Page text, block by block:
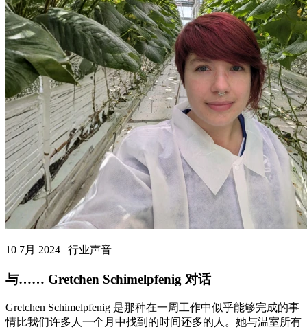
10 7月 2024 | 行业声音
与…… Gretchen Schimelpfenig 对话
Gretchen Schimelpfenig 是那种在一周工作中似乎能够完成的事
情比我们许多人一个月中找到的时间还多的人。她与温室所有